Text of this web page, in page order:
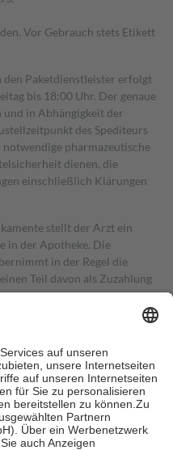
Vor Gebrauch stets Etikett
den Paketdienstleister erfolgt
bis 18:00 Uhr. Der genaue
und in Abhängigkeit der
des Spediteurs
pharmazeutische
dienen, die
einschließlich Klärungen
stellt der Arzt ein
in der Apotheke. Die
in der Regel die
Teil davon als Zuzahlung
in Höhe von zehn
nie mehr als die tatsächlichen
für Online-Apotheken.
beträgt die
zehn Euro je